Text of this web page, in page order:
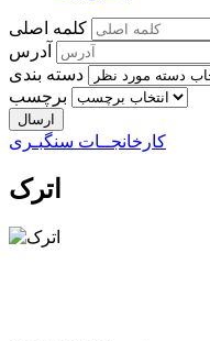
کلمه اصلی
آدرس
دسته بندی
برچسب
کارخانجــات سنگبـری
اترک